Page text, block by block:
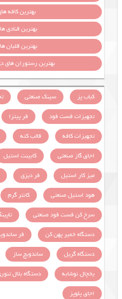
بهترین کافه
بهترین قنادی
بهترین قلیان
بهترین رستوران های
کباب پز سینک صنعتی
تجهیزات فست فود
فر پیتزا
تجهیزات کافه
قالب کته
اجاق گاز صنعتی
کابینت استیل
میز کار استیل
فر دیزی
هود استیل صنعتی
کانتر گرم
سرخ کن فست فود صنعتی
دستگاه خمیر پهن کن
فر
دستگاه گریل
ساندویچ ساز
یخچال نوشابه
دستگاه بلال
اجاق پلوپز